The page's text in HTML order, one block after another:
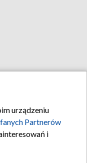
urządzeniu
Partnerów
i